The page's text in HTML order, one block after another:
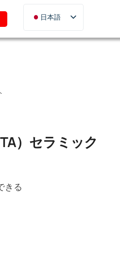
日本語
English
Italiano
）セラミック
きる